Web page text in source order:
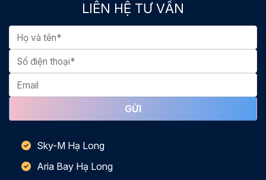
LIÊN HỆ TƯ VẤN
Sky-M Hạ Long
Aria Bay Hạ Long